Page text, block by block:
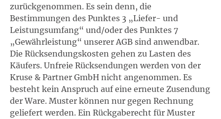
zurückgenommen. Es sein denn, die
Bestimmungen des Punktes 3 „Liefer- und
Leistungsumfang“ und/oder des Punktes 7
„Gewährleistung“ unserer AGB sind anwendbar.
Die Rücksendungskosten gehen zu Lasten des
Käufers. Unfreie Rücksendungen werden von der
Kruse & Partner GmbH nicht angenommen. Es
besteht kein Anspruch auf eine erneute Zusendung
der Ware. Muster können nur gegen Rechnung
geliefert werden. Ein Rückgaberecht für Muster